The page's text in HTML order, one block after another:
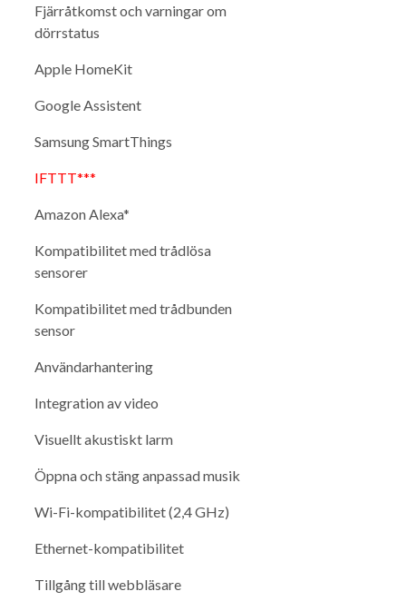
Fjärråtkomst och varningar om
dörrstatus
Apple HomeKit
Google Assistent
Samsung SmartThings
IFTTT***
Amazon Alexa*
Kompatibilitet med trådlösa
sensorer
Kompatibilitet med trådbunden
sensor
Användarhantering
Integration av video
Visuellt akustiskt larm
Öppna och stäng anpassad musik
Wi-Fi-kompatibilitet (2,4 GHz)
Ethernet-kompatibilitet
Tillgång till webbläsare